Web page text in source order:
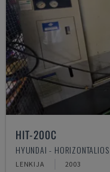
HIT-200C
HYUNDAI - HORIZONTALIOS
LENKIJA 2003